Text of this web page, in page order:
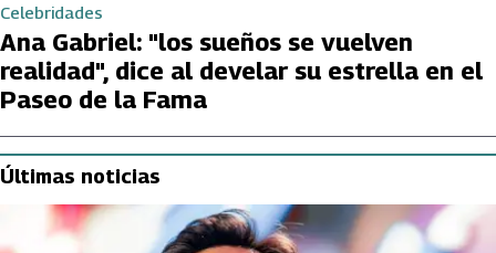
Celebridades
Ana Gabriel: "los sueños se vuelven
realidad", dice al develar su estrella en el
Paseo de la Fama
Últimas noticias